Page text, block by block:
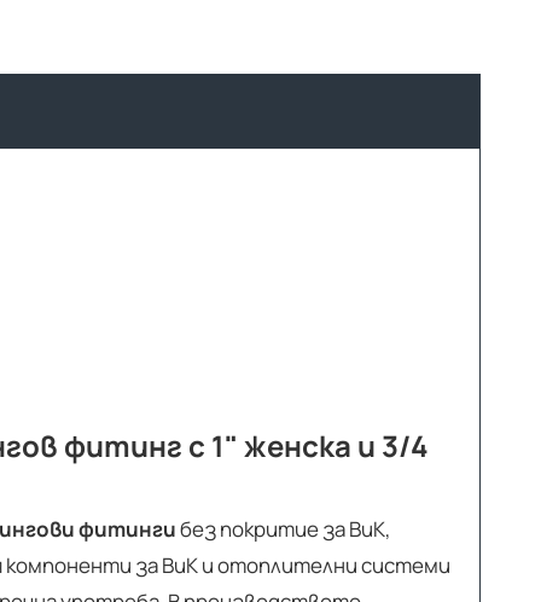
фитинг с 1" женска и 3/4
фитингибез покритие за ВиК,
компоненти за ВиК и отоплителни системи